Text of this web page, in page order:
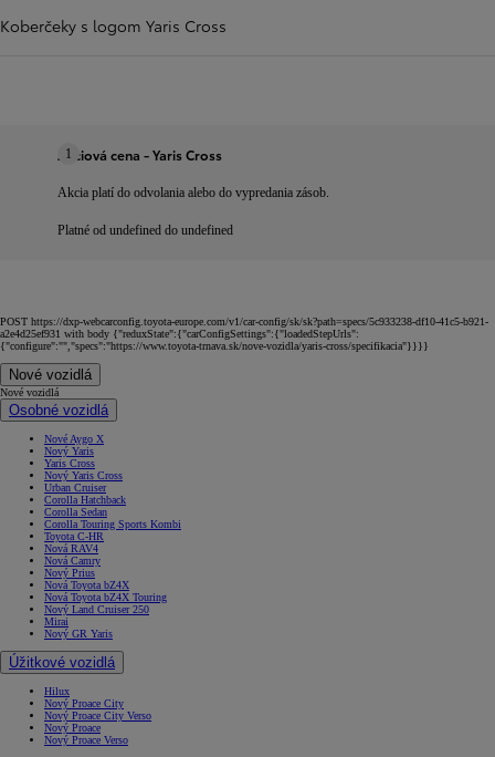
Koberčeky s logom Yaris Cross
1
Akciová cena - Yaris Cross
Akcia platí do odvolania alebo do vypredania zásob.
Platné od undefined do undefined
POST https://dxp-webcarconfig.toyota-europe.com/v1/car-config/sk/sk?path=specs/5c933238-df10-41c5-b921-
a2e4d25ef931 with body {"reduxState":{"carConfigSettings":{"loadedStepUrls":
{"configure":"","specs":"https://www.toyota-trnava.sk/nove-vozidla/yaris-cross/specifikacia"}}}}
Nové vozidlá
Nové vozidlá
Osobné vozidlá
Nové Aygo X
Nový Yaris
Yaris Cross
Nový Yaris Cross
Urban Cruiser
Corolla Hatchback
Corolla Sedan
Corolla Touring Sports Kombi
Toyota C-HR
Nová RAV4
Nová Camry
Nový Prius
Nová Toyota bZ4X
Nová Toyota bZ4X Touring
Nový Land Cruiser 250
Mirai
Nový GR Yaris
Úžitkové vozidlá
Hilux
Nový Proace City
Nový Proace City Verso
Nový Proace
Nový Proace Verso